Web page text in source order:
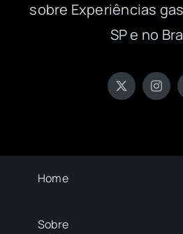
sobre Experiências
SP e no
Home
Sobre